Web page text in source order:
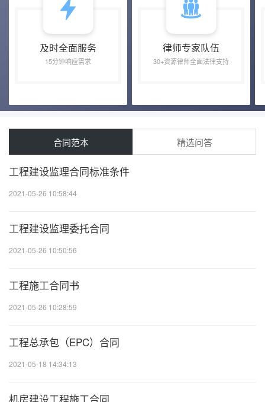
及时全面服务
15分钟响应需求
律师专家队伍
30+资源律师全面法律支持
合同范本 精选问答
工程建设监理合同标准条件
2021-05-26 10:58:44
工程建设监理委托合同
2021-05-26 10:50:56
工程施工合同书
2021-05-26 10:28:59
工程总承包（EPC）合同
2021-05-18 14:34:13
机房建设工程施工合同